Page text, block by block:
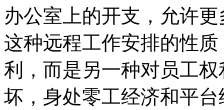
办公室上的开支，允许
这种远程工作安排的性
利，而是另一种对员工
坏，身处零工经济和平